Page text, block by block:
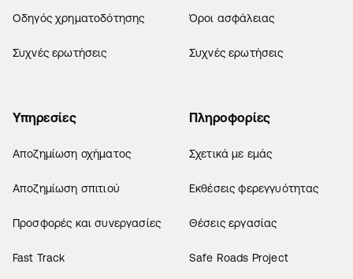
Οδηγός χρηματοδότησης
Συχνές ερωτήσεις
Όροι ασφάλειας
Συχνές ερωτήσεις
Υπηρεσίες
Αποζημίωση οχήματος
Αποζημίωση σπιτιού
Προσφορές και συνεργασίες
Fast Track
Πληροφορίες
Σχετικά με εμάς
Εκθέσεις φερεγγυότητας
Θέσεις εργασίας
Safe Roads Project